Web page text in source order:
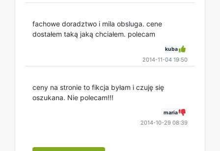
fachowe doradztwo i mila obsluga. cene
dostałem taką jaką chciałem. polecam
kuba
2014-11-04 19:50
ceny na stronie to fikcja byłam i czuję się
oszukana. Nie polecam!!!
maria
2014-10-29 08:39